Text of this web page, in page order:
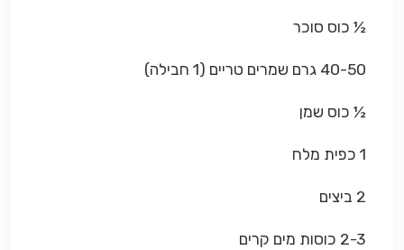
½ כוס סוכר
40-50 גרם שמרים טריים (1 חבילה)
½ כוס שמן
1 כפית מלח
2 ביצים
2-3 כוסות מים קרים